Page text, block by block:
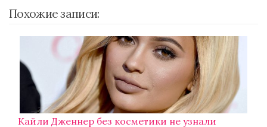
Похожие записи:
Кайли Дженнер без косметики не узнали